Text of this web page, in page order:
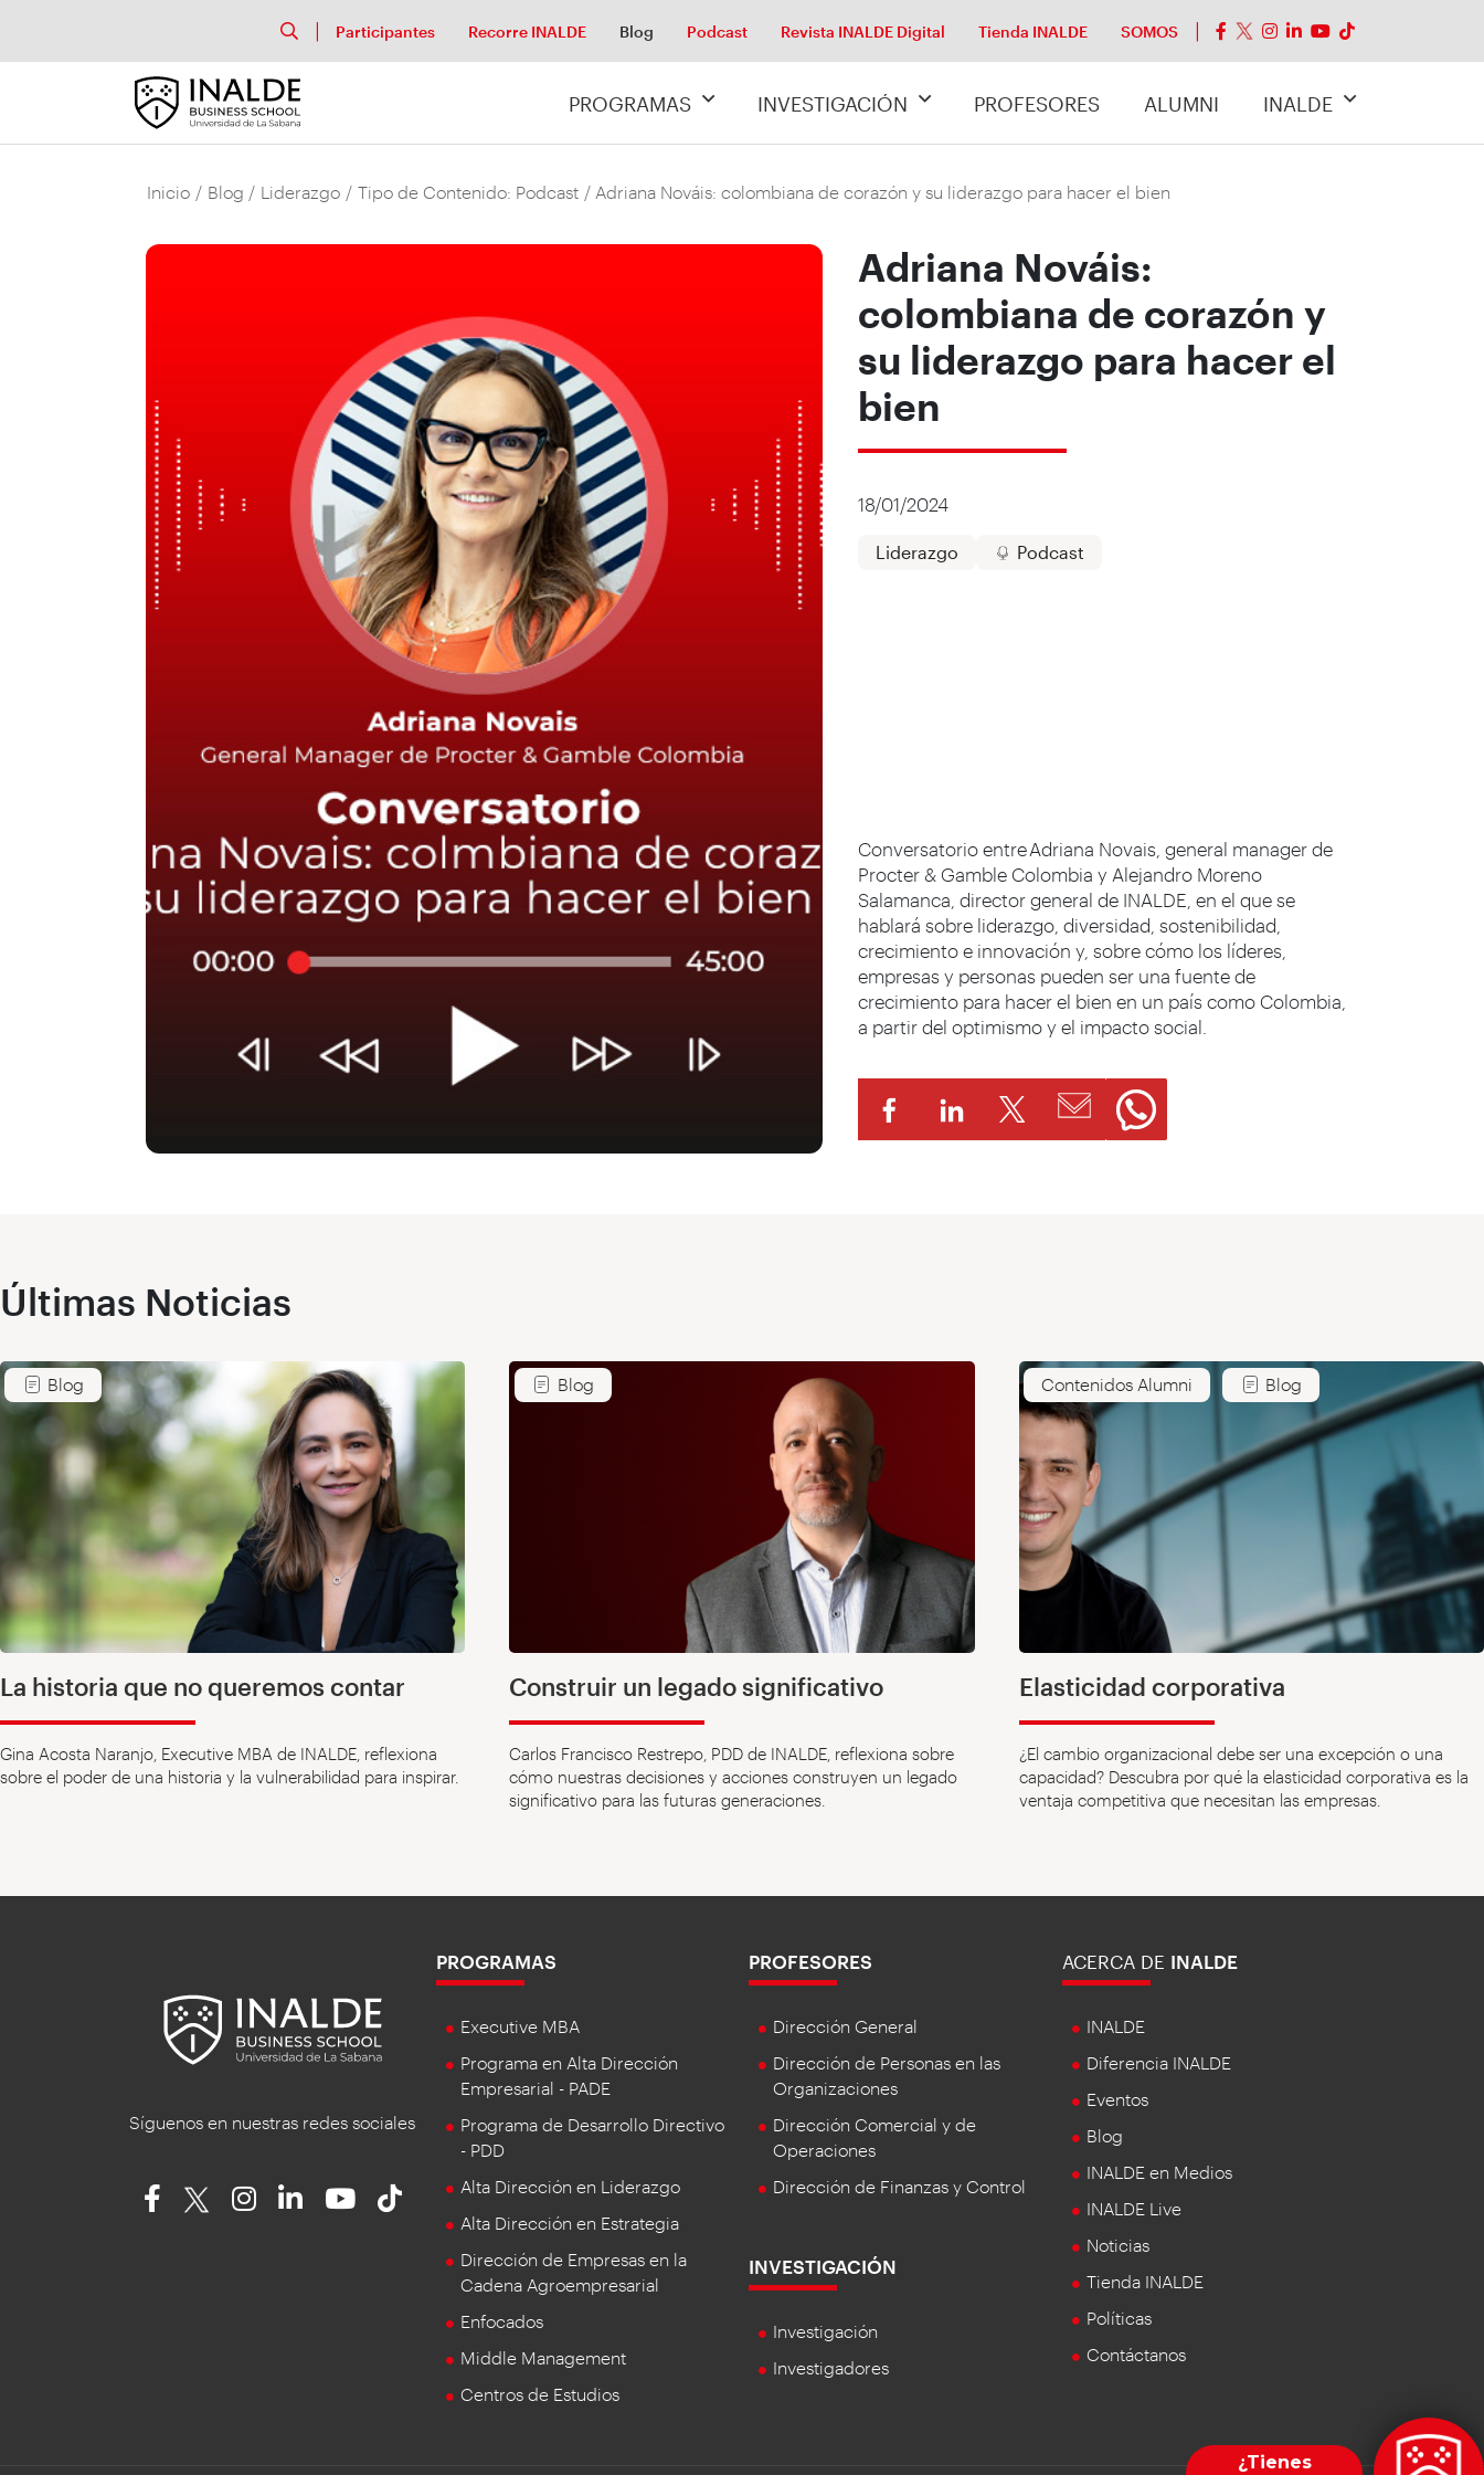
Participantes Recorre INALDE Blog Podcast Revista INALDE Digital Tienda INALDE SOMOS
PROGRAMAS INVESTIGACIÓN PROFESORES ALUMNI INALDE
Inicio / Blog / Liderazgo / Tipo de Contenido: Podcast / Adriana Nováis: colombiana de corazón y su liderazgo para hacer el bien
Adriana Nováis:
colombiana de corazón y
su liderazgo para hacer el
bien
18/01/2024
Liderazgo Podcast
Conversatorio entre Adriana Novais, general manager de
Procter & Gamble Colombia y Alejandro Moreno
Salamanca, director general de INALDE, en el que se
hablará sobre liderazgo, diversidad, sostenibilidad,
crecimiento e innovación y, sobre cómo los líderes,
empresas y personas pueden ser una fuente de
crecimiento para hacer el bien en un país como Colombia,
a partir del optimismo y el impacto social.
Últimas Noticias
Blog
La historia que no queremos contar
Gina Acosta Naranjo, Executive MBA de INALDE, reflexiona
sobre el poder de una historia y la vulnerabilidad para inspirar.
Blog
Construir un legado significativo
Carlos Francisco Restrepo, PDD de INALDE, reflexiona sobre
cómo nuestras decisiones y acciones construyen un legado
significativo para las futuras generaciones.
Contenidos Alumni Blog
Elasticidad corporativa
¿El cambio organizacional debe ser una excepción o una
capacidad? Descubra por qué la elasticidad corporativa es la
ventaja competitiva que necesitan las empresas.
Síguenos en nuestras redes sociales
PROGRAMAS
Executive MBA
Programa en Alta Dirección
Empresarial - PADE
Programa de Desarrollo Directivo
- PDD
Alta Dirección en Liderazgo
Alta Dirección en Estrategia
Dirección de Empresas en la
Cadena Agroempresarial
Enfocados
Middle Management
Centros de Estudios
PROFESORES
Dirección General
Dirección de Personas en las
Organizaciones
Dirección Comercial y de
Operaciones
Dirección de Finanzas y Control
INVESTIGACIÓN
Investigación
Investigadores
ACERCA DE INALDE
INALDE
Diferencia INALDE
Eventos
Blog
INALDE en Medios
INALDE Live
Noticias
Tienda INALDE
Políticas
Contáctanos